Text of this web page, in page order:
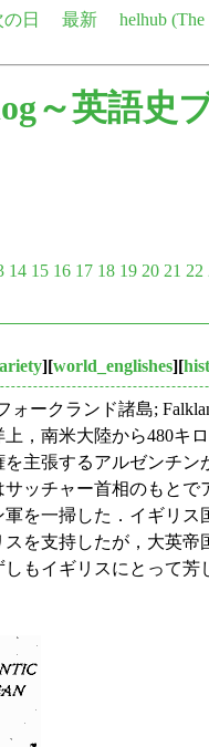
の日 最新
helhub
～英語史
14 15 16 17 18 19 20 21 22
][world_englishes][
ォークランド諸島;
，南米大陸から480キ
主張するアルゼンチ
ッチャー首相のもと
を一掃した．イギリ
を支持したが，大英
もイギリスにとって